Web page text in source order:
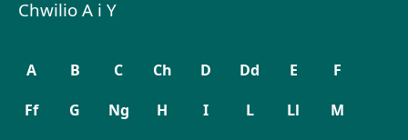
Chwilio A i Y
A B C Ch D Dd E F
Ff G Ng H I L Ll M